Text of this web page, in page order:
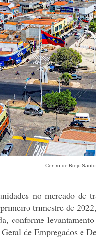
Centro de Brejo
no mercado de
trimestre de
conforme
de Empregados e